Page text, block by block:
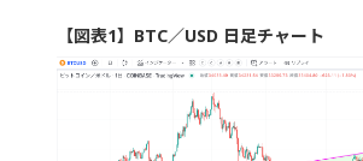
【図表1】BTC／USD 日足チャート